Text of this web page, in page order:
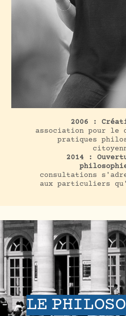
2006 :
association pour le
pratiques
2014 :
consultations
aux particuliers
LE